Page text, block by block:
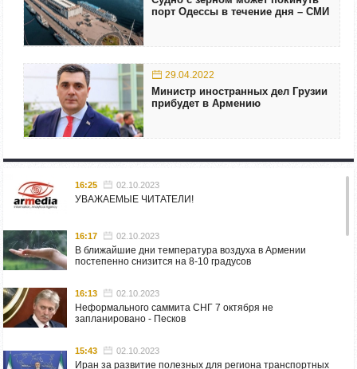
порт Одессы в течение дня – СМИ
29.04.2022
Министр иностранных дел Грузии
прибудет в Армению
16:25 02.10.2023
УВАЖАЕМЫЕ ЧИТАТЕЛИ!
16:17 02.10.2023
В ближайшие дни температура воздуха в Армении
постепенно снизится на 8-10 градусов
16:13 02.10.2023
Неформального саммита СНГ 7 октября не
запланировано - Песков
15:43 02.10.2023
Иран за развитие полезных для региона транспортных